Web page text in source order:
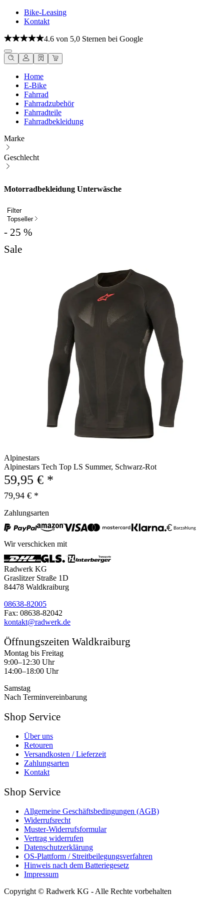
Bike-Leasing
Kontakt
4.6 von 5,0 Sternen bei Google
Home
E-Bike
Fahrrad
Fahrradzubehör
Fahrradteile
Fahrradbekleidung
Marke
Geschlecht
Motorradbekleidung Unterwäsche
Filter
Topseller
- 25 %
Sale
Alpinestars
Alpinestars Tech Top LS Summer, Schwarz-Rot
59,95 € *
79,94 € *
Zahlungsarten
Wir verschicken mit
Radwerk KG
Graslitzer Straße 1D
84478 Waldkraiburg
08638-82005
Fax: 08638-82042
kontakt@radwerk.de
Öffnungszeiten Waldkraiburg
Montag bis Freitag
9:00–12:30 Uhr
14:00–18:00 Uhr
Samstag
Nach Terminvereinbarung
Shop Service
Über uns
Retouren
Versandkosten / Lieferzeit
Zahlungsarten
Kontakt
Shop Service
Allgemeine Geschäftsbedingungen (AGB)
Widerrufsrecht
Muster-Widerrufsformular
Vertrag widerrufen
Datenschutzerklärung
OS-Plattform / Streitbeilegungsverfahren
Hinweis nach dem Batteriegesetz
Impressum
Copyright © Radwerk KG - Alle Rechte vorbehalten